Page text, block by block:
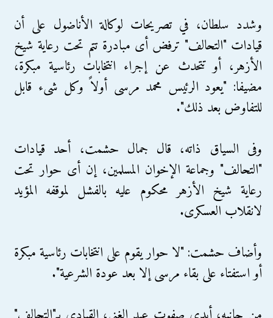
وشدد سلطان، في تصريحات لوكالة الأناضول على أن
قيادات "التحالف" ترفض أى مبادرة تتم تحت رعاية شيخ
الأزهر، أو تتحدث عن إجراء انتخابات رئاسية مبكرة،
مضيفا: "يعود الرئيس محمد مرسى أولاً وكل شىء قابل
للتفاوض بعد ذلك".
وفى السياق ذاته، قال جمال حشمت، أحد قيادات
"التحالف" وجماعة الإخوان المسلمين، إن أى حوار تحت
رعاية شيخ الأزهر محكوم عليه بالفشل لموقفه المؤيد
لانقلاب العسكرى.
وأضاف حشمت: "لا حوار يقوم على انتخابات رئاسية مبكرة
أو استفتاء على بقاء مرسى إلا بعد عودة الشرعية".